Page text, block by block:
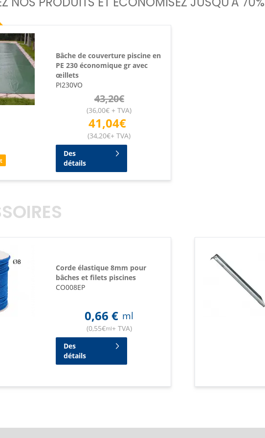
Bâche de couverture piscine en
PE 230 économique gr avec
œillets
PI230VO
43,20€
(36,00€ + TVA)
41,04€
(34,20€+ TVA)
Des
détails
Corde élastique 8mm pour
bâches et filets piscines
CO008EP
0,66 € ml
(0,55€ml+ TVA)
Des
détails